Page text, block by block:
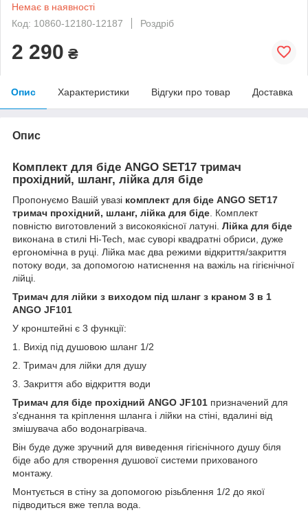
Немає в наявності
Код: 10860-12180-12187
Роздріб
2 290 ₴
Опис Характеристики Відгуки про товар Доставка
Опис
Комплект для біде ANGO SET17 тримач
прохідний, шланг, лійка для біде
Пропонуємо Вашій увазі комплект для біде ANGO SET17
тримач прохідний, шланг, лійка для біде. Комплект
повністю виготовлений з високоякісної латуні. Лійка для біде
виконана в стилі Hi-Tech, має суворі квадратні обриси, дуже
ергономічна в руці. Лійка має два режими відкриття/закриття
потоку води, за допомогою натиснення на важіль на гігієнічної
лійці.
Тримач для лійки з виходом під шланг з краном 3 в 1
ANGO JF101
У кронштейні є 3 функції:
1. Вихід під душовою шланг 1/2
2. Тримач для лійки для душу
3. Закриття або відкриття води
Тримач для біде прохідний ANGO JF101 призначений для
з'єднання та кріплення шланга і лійки на стіні, вдалині від
змішувача або водонагрівача.
Він буде дуже зручний для виведення гігієнічного душу біля
біде або для створення душової системи прихованого
монтажу.
Монтується в стіну за допомогою різьблення 1/2 до якої
підводиться вже тепла вода.